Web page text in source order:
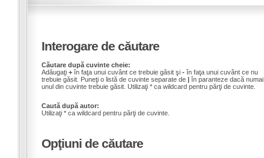
Interogare de căutare
Căutare după cuvinte cheie:
Adăugaţi +în faţa unui cuvânt ce trebuie găsit şi -în faţa unui cuvânt ce nu
trebuie găsit. Puneţi o listă de cuvinte separate de |în paranteze dacă numai
unul din cuvinte trebuie găsit. Utilizaţi * ca wildcard pentru părţi de cuvinte.
Caută după autor:
Utilizaţi * ca wildcard pentru părţi de cuvinte.
Opţiuni de căutare